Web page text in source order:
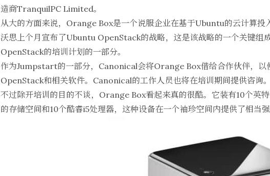
造商TranquilPC Limited。
从大的方面来说，Orange Box是一个说服企业在基于Ubuntu的云计算投
沃思 上个月宣布了Ubuntu OpenStack的战略，这是该战略的一个关键组
OpenStack的培训计划的一部分。
作为Jumpstart的一部分，Canonical会将Orange Box借给合作伙伴，以
OpenStack和相关软件。Canonical的工作人员也将在培训期间提供咨询。
不过除开培训的目的不谈，Orange Box看起来真的很酷。它装有10个英
的存储空间和10个酷睿i5处理器，这种设备在一个袖珍空间内提供了相当强